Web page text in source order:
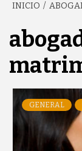
INICIO
GENERAL